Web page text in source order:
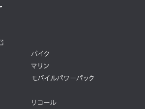
バイク
マリン
モバイルパワーパック
リコール